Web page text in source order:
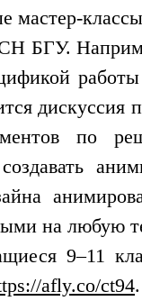
мастер-
БГУ.
по
на любую
9–11
afly.co/ct94.